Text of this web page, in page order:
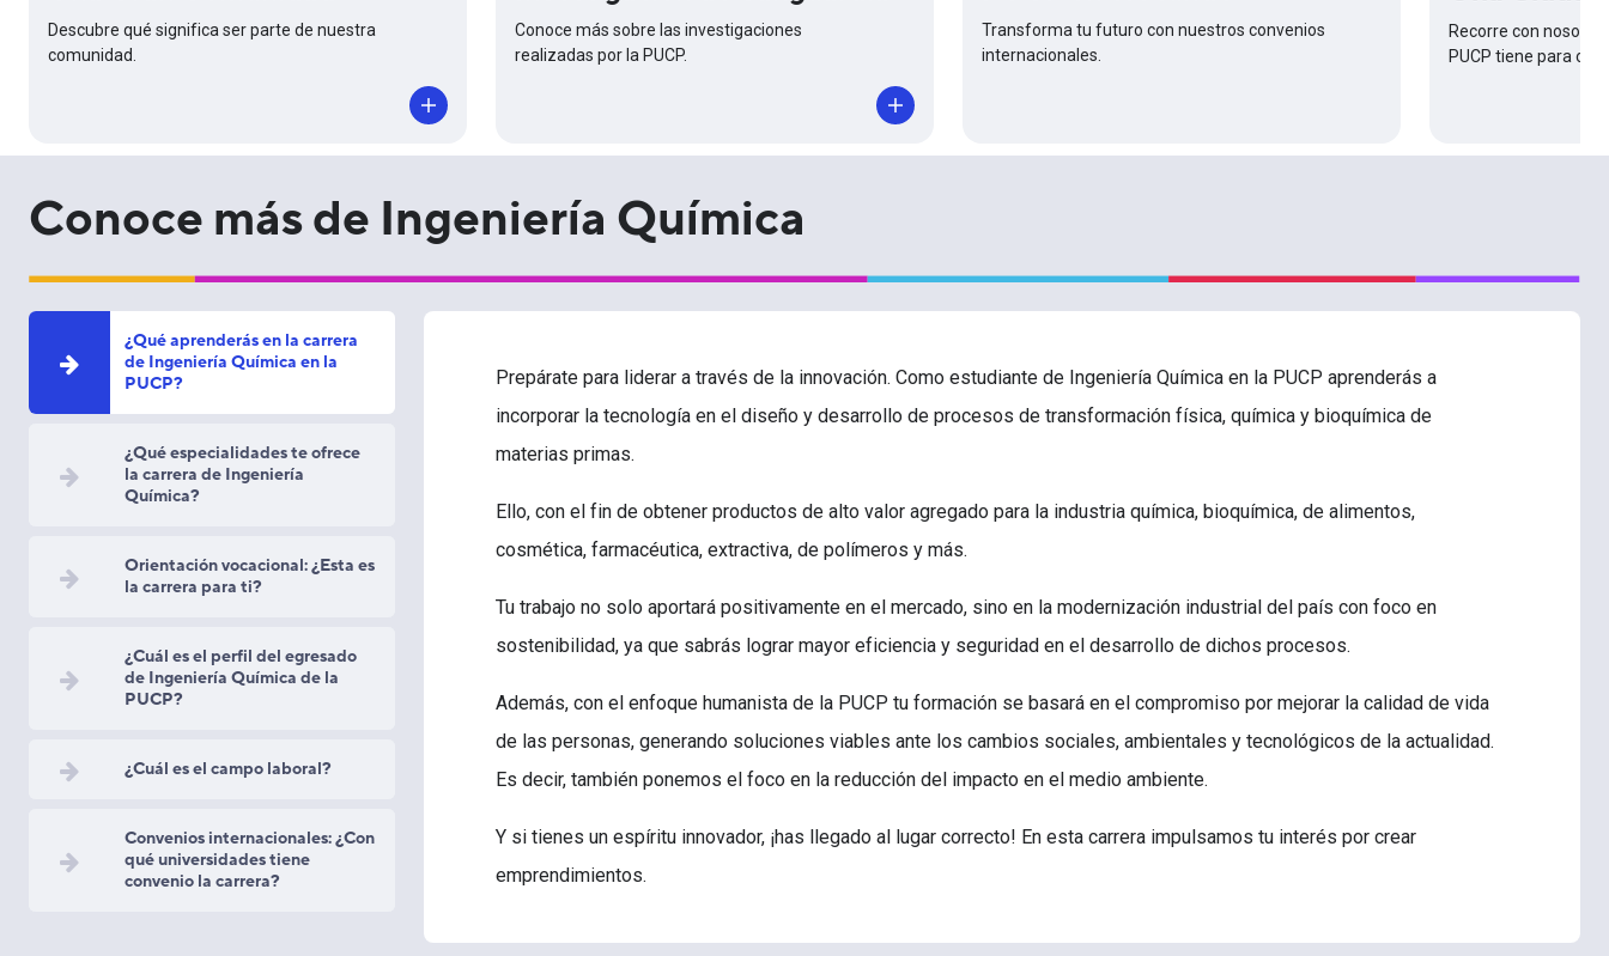
Descubre qué significa ser parte de nuestra
comunidad.
Conoce más sobre las investigaciones
realizadas por la PUCP.
Transforma tu futuro con nuestros convenios
internacionales.
Recorre con
PUCP tiene para
Conoce más de Ingeniería Química
¿Qué aprenderás en la carrera
de Ingeniería Química en la
PUCP?
¿Qué especialidades te ofrece
la carrera de Ingeniería
Química?
Orientación vocacional: ¿Esta es
la carrera para ti?
¿Cuál es el perfil del egresado
de Ingeniería Química de la
PUCP?
¿Cuál es el campo laboral?
Convenios internacionales: ¿Con
qué universidades tiene
convenio la carrera?
Prepárate para liderar a través de la innovación. Como estudiante de Ingeniería Química en la PUCP aprenderás a
incorporar la tecnología en el diseño y desarrollo de procesos de transformación física, química y bioquímica de
materias primas.
Ello, con el fin de obtener productos de alto valor agregado para la industria química, bioquímica, de alimentos,
cosmética, farmacéutica, extractiva, de polímeros y más.
Tu trabajo no solo aportará positivamente en el mercado, sino en la modernización industrial del país con foco en
sostenibilidad, ya que sabrás lograr mayor eficiencia y seguridad en el desarrollo de dichos procesos.
Además, con el enfoque humanista de la PUCP tu formación se basará en el compromiso por mejorar la calidad de vida
de las personas, generando soluciones viables ante los cambios sociales, ambientales y tecnológicos de la actualidad.
Es decir, también ponemos el foco en la reducción del impacto en el medio ambiente.
Y si tienes un espíritu innovador, ¡has llegado al lugar correcto! En esta carrera impulsamos tu interés por crear
emprendimientos.